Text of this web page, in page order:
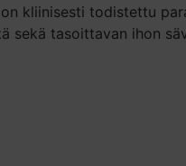
kliinisesti todistettu
sekä tasoittavan ihon